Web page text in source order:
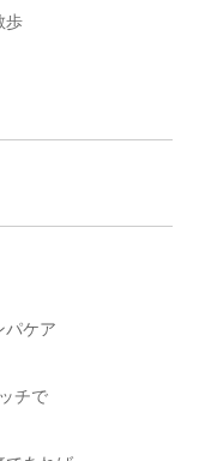
歩
ケア
チで